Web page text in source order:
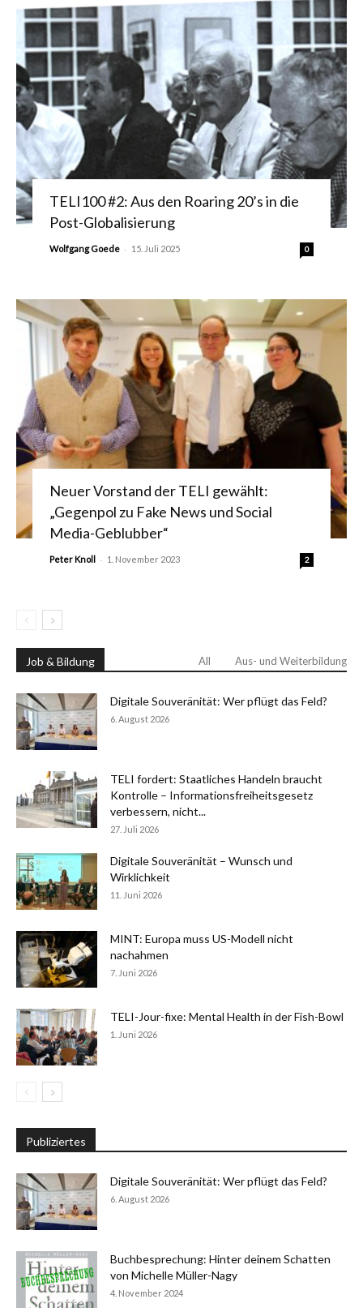
TELI100 #2: Aus den Roaring 20’s in die
Post-Globalisierung
Wolfgang Goede - 15. Juli 2025 0
Neuer Vorstand der TELI gewählt:
„Gegenpol zu Fake News und Social
Media-Geblubber“
Peter Knoll - 1. November 2023 2
Job & Bildung All Aus- und Weiterbildung
Digitale Souveränität: Wer pflügt das Feld?
6. August 2026
TELI fordert: Staatliches Handeln braucht
Kontrolle – Informationsfreiheitsgesetz
verbessern, nicht...
27. Juli 2026
Digitale Souveränität – Wunsch und
Wirklichkeit
11. Juni 2026
MINT: Europa muss US-Modell nicht
nachahmen
7. Juni 2026
TELI-Jour-fixe: Mental Health in der Fish-Bowl
1. Juni 2026
Publiziertes
Digitale Souveränität: Wer pflügt das Feld?
6. August 2026
Buchbesprechung: Hinter deinem Schatten
von Michelle Müller-Nagy
4. November 2024